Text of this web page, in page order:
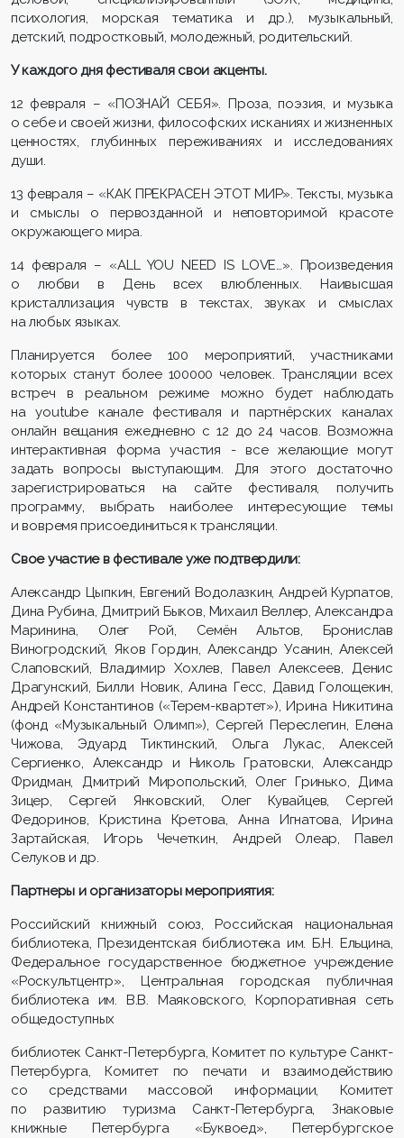
психология, морская тематика и др.), музыкальный,
детский, подростковый, молодежный, родительский.
У каждого дня фестиваля свои акценты.
12 февраля – «ПОЗНАЙ СЕБЯ». Проза, поэзия, и музыка
о себе и своей жизни, философских исканиях и жизненных
ценностях, глубинных переживаниях и исследованиях
души.
13 февраля – «КАК ПРЕКРАСЕН ЭТОТ МИР». Тексты, музыка
и смыслы о первозданной и неповторимой красоте
окружающего мира.
14 февраля – «ALL YOU NEED IS LOVE…». Произведения
о любви в День всех влюбленных. Наивысшая
кристаллизация чувств в текстах, звуках и смыслах
на любых языках.
Планируется более 100 мероприятий, участниками
которых станут более 100000 человек. Трансляции всех
встреч в реальном режиме можно будет наблюдать
на youtube канале фестиваля и партнёрских каналах
онлайн вещания ежедневно с 12 до 24 часов. Возможна
интерактивная форма участия - все желающие могут
задать вопросы выступающим. Для этого достаточно
зарегистрироваться на сайте фестиваля, получить
программу, выбрать наиболее интересующие темы
и вовремя присоединиться к трансляции.
Свое участие в фестивале уже подтвердили:
Александр Цыпкин, Евгений Водолазкин, Андрей Курпатов,
Дина Рубина, Дмитрий Быков, Михаил Веллер, Александра
Маринина, Олег Рой, Семён Альтов, Бронислав
Виногродский, Яков Гордин, Александр Усанин, Алексей
Слаповский, Владимир Хохлев, Павел Алексеев, Денис
Драгунский, Билли Новик, Алина Гесс, Давид Голощекин,
Андрей Константинов («Терем-квартет»), Ирина Никитина
(фонд «Музыкальный Олимп»), Сергей Переслегин, Елена
Чижова, Эдуард Тиктинский, Ольга Лукас, Алексей
Сергиенко, Александр и Николь Гратовски, Александр
Фридман, Дмитрий Миропольский, Олег Гринько, Дима
Зицер, Сергей Янковский, Олег Кувайцев, Сергей
Федоринов, Кристина Кретова, Анна Игнатова, Ирина
Зартайская, Игорь Чечеткин, Андрей Олеар, Павел
Селуков и др.
Партнеры и организаторы мероприятия:
Российский книжный союз, Российская национальная
библиотека, Президентская библиотека им. Б.Н. Ельцина,
Федеральное государственное бюджетное учреждение
«Роскультцентр», Центральная городская публичная
библиотека им. В.В. Маяковского, Корпоративная сеть
общедоступных
библиотек Санкт-Петербурга, Комитет по культуре Санкт-
Петербурга, Комитет по печати и взаимодействию
со средствами массовой информации, Комитет
по развитию туризма Санкт-Петербурга, Знаковые
книжные Петербурга «Буквоед», Петербургское